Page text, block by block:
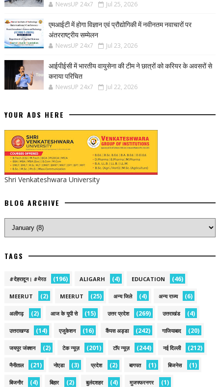
NewsUP 24x7 Jul 25, 2026
एमआईटी में होगा विज्ञान एवं प्रौद्योगिकी में नवीनतम नवाचारों पर
अंतरराष्ट्रीय सम्मेलन
NewsUP 24x7 Jul 23, 2026
आईपीईसी में भारतीय वायुसेना की टीम ने छात्रों को करियर के अवसरों से
कराया परिचित
NewsUP 24x7 Jul 22, 2026
YOUR ADS HERE
Shri Venkateshwara University
BLOG ARCHIVE
TAGS
#देहरादून। #मेरठ (196) ALIGARH (4) EDUCATION (46)
MEERUT (2) MEERUT (25) अन्य जिले (4) अन्य राज्य (6)
अलीगढ़ (2) आज के यूपी से (15) उत्तर प्रदेश (269) उत्तराखंड (4)
उत्तराखण्ड (14) एजुकेशन (16) कैंपस अड्डा (242) गाजियाबाद (20)
जयपुर जंक्शन (2) टेक न्यूज़ (201) टॉप न्यूज़ (244) नई द‍िल्ली (212)
नैनीताल (21) नोएडा (3) प्रदेश (2) बागपत (1) बिजनेस (1)
बिजनौर (4) बिहार (2) बुलंदशहर (4) मुजफ्फरनगर (1)